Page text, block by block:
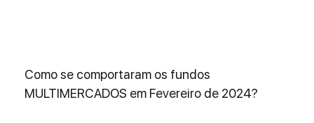
Como se comportaram os fundos
MULTIMERCADOS em Fevereiro de 2024?